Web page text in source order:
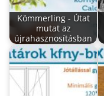
Kömmerling - Útat
mutat az
újrahasznosításban